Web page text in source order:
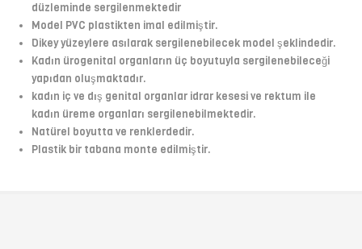
düzleminde sergilenmektedir
Model PVC plastikten imal edilmiştir.
Dikey yüzeylere asılarak sergilenebilecek model şeklindedir.
Kadın ürogenital organların üç boyutuyla sergilenebileceği
yapıdan oluşmaktadır.
kadın iç ve dış genital organlar idrar kesesi ve rektum ile
kadın üreme organları sergilenebilmektedir.
Natürel boyutta ve renklerdedir.
Plastik bir tabana monte edilmiştir.